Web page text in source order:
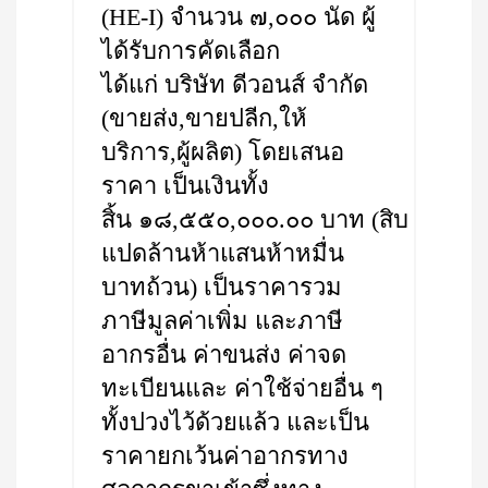
(HE-I) จำนวน ๗,๐๐๐ นัด ผู้
ได้รับการคัดเลือก
ได้แก่ บริษัท ดีวอนส์ จำกัด
(ขายส่ง,ขายปลีก,ให้
บริการ,ผู้ผลิต) โดยเสนอ
ราคา เป็นเงินทั้ง
สิ้น ๑๘,๕๕๐,๐๐๐.๐๐ บาท (สิบ
แปดล้านห้าแสนห้าหมื่น
บาทถ้วน) เป็นราคารวม
ภาษีมูลค่าเพิ่ม และภาษี
อากรอื่น ค่าขนส่ง ค่าจด
ทะเบียนและ ค่าใช้จ่ายอื่น ๆ
ทั้งปวงไว้ด้วยแล้ว และเป็น
ราคายกเว้นค่าอากรทาง